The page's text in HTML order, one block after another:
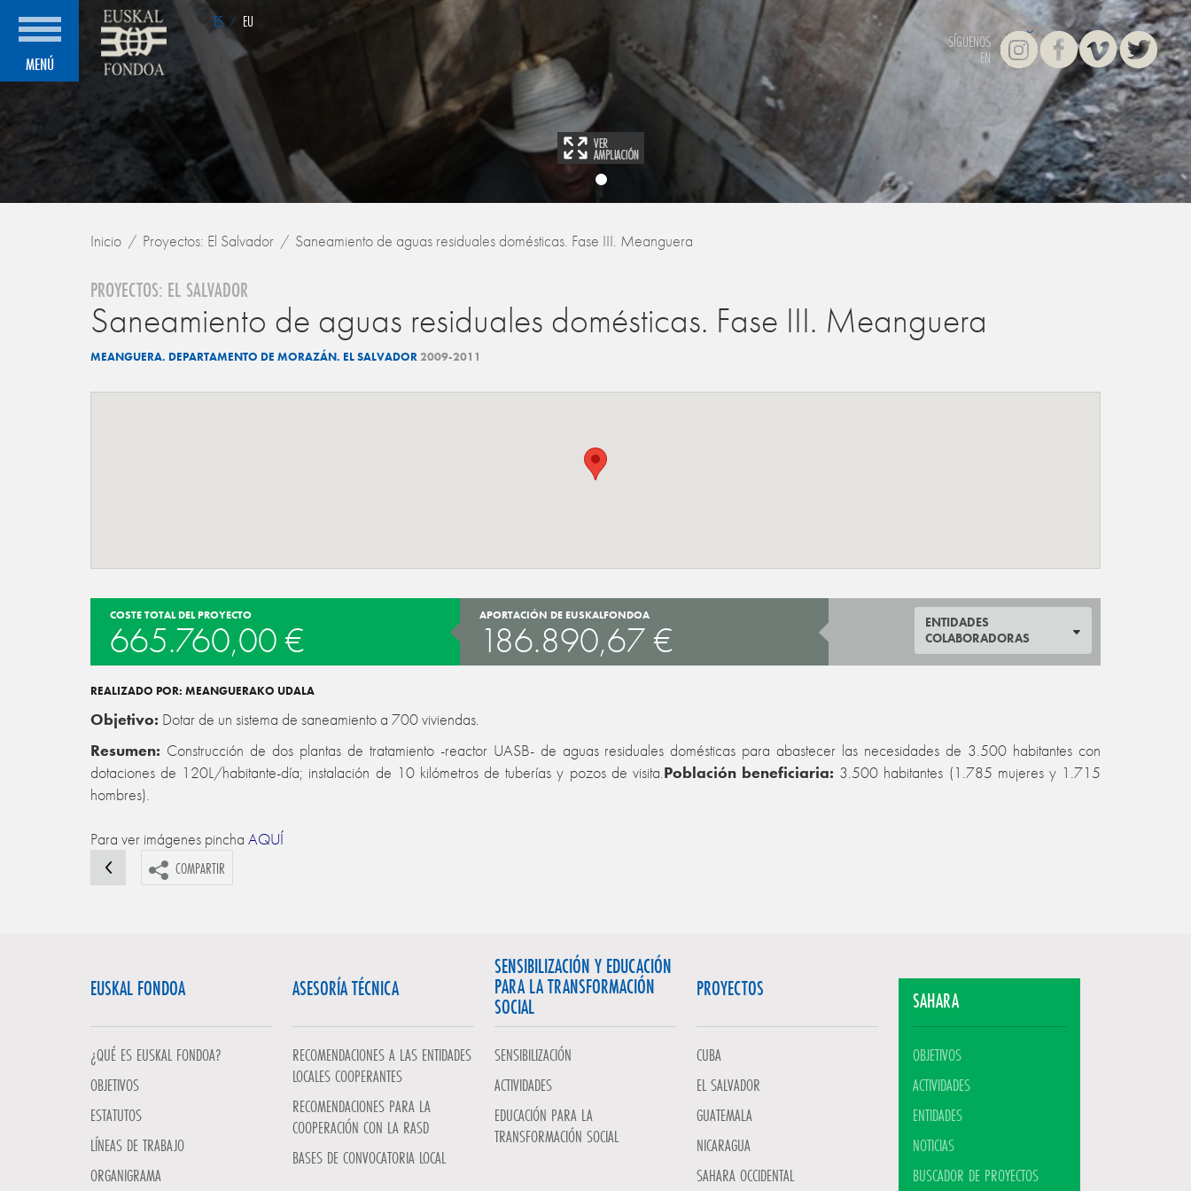
MENÚ
ES / EU
SÍGUENOS
EN
InstagramFacebookVimeoTwitter
Inicio Proyectos: El Salvador Saneamiento de aguas residuales domésticas. Fase III. Meanguera
PROYECTOS: EL SALVADOR
Saneamiento de aguas residuales domésticas. Fase III. Meanguera
MEANGUERA. DEPARTAMENTO DE MORAZÁN. EL SALVADOR2009-2011
COSTE TOTAL DEL PROYECTO
665.760,00 €
APORTACIÓN DE EUSKALFONDOA
186.890,67 €
ENTIDADES
COLABORADORAS
REALIZADO POR: MEANGUERAKO UDALA
Objetivo: Dotar de un sistema de saneamiento a 700 viviendas.
Resumen: Construcción de dos plantas de tratamiento -reactor UASB- de aguas residuales domésticas para abastecer las necesidades de 3.500 habitantes con
dotaciones de 120L/habitante-día; instalación de 10 kilómetros de tuberías y pozos de visita.Población beneficiaria: 3.500 habitantes (1.785 mujeres y 1.715
hombres).
Para ver imágenes pincha AQUÍ
COMPARTIR
EUSKAL FONDOA
¿QUÉ ES EUSKAL FONDOA?
OBJETIVOS
ESTATUTOS
LÍNEAS DE TRABAJO
ORGANIGRAMA
ASESORÍA TÉCNICA
RECOMENDACIONES A LAS ENTIDADES
LOCALES COOPERANTES
RECOMENDACIONES PARA LA
COOPERACIÓN CON LA RASD
BASES DE CONVOCATORIA LOCAL
SENSIBILIZACIÓN Y EDUCACIÓN
PARA LA TRANSFORMACIÓN
SOCIAL
SENSIBILIZACIÓN
ACTIVIDADES
EDUCACIÓN PARA LA
TRANSFORMACIÓN SOCIAL
PROYECTOS
CUBA
EL SALVADOR
GUATEMALA
NICARAGUA
SAHARA OCCIDENTAL
SAHARA
OBJETIVOS
ACTIVIDADES
ENTIDADES
NOTICIAS
BUSCADOR DE PROYECTOS